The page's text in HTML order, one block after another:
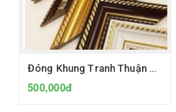
Đóng Khung Tranh Thuận An Bình Dương
500,000đ